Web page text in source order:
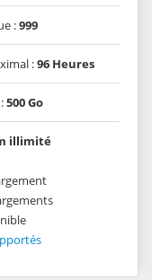
:999
:96 Heures
500 Go
illimité